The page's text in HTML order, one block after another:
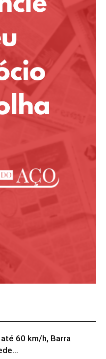
60 km/h, Barra